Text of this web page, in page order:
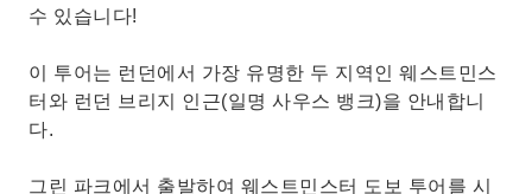
수 있습니다!
이 투어는 런던에서 가장 유명한 두 지역인 웨스트민스
터와 런던 브리지 인근(일명 사우스 뱅크)을 안내합니
다.
그린 파크에서 출발하여 웨스트민스터 도보 투어를 시